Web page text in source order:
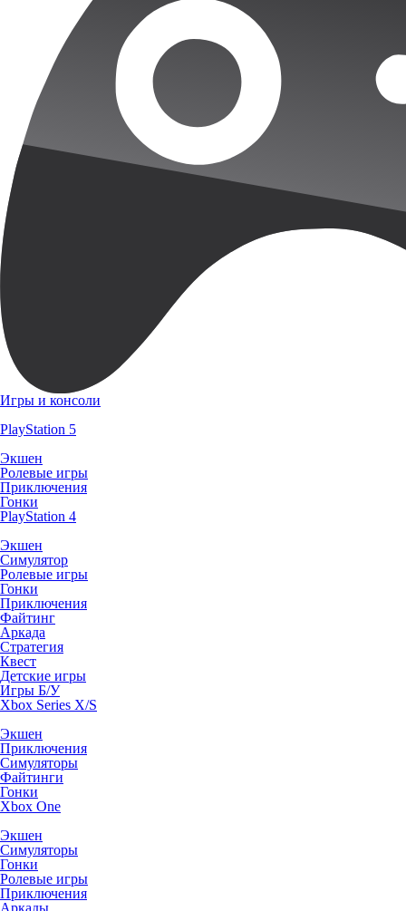
Игры и консоли
PlayStation 5
Экшен
Ролевые игры
Приключения
Гонки
PlayStation 4
Экшен
Симулятор
Ролевые игры
Гонки
Приключения
Файтинг
Аркада
Стратегия
Квест
Детские игры
Игры Б/У
Xbox Series X/S
Экшен
Приключения
Симуляторы
Файтинги
Гонки
Xbox One
Экшен
Симуляторы
Гонки
Ролевые игры
Приключения
Аркады